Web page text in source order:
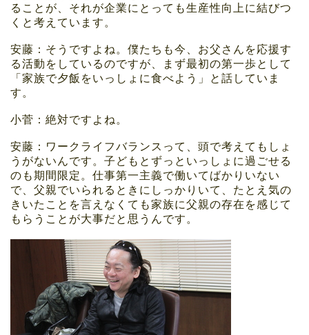
ることが、それが企業にとっても生産性向上に結びつ
くと考えています。
安藤：そうですよね。僕たちも今、お父さんを応援す
る活動をしているのですが、まず最初の第一歩として
「家族で夕飯をいっしょに食べよう」と話していま
す。
小菅：絶対ですよね。
安藤：ワークライフバランスって、頭で考えてもしょ
うがないんです。子どもとずっといっしょに過ごせる
のも期間限定。仕事第一主義で働いてばかりいない
で、父親でいられるときにしっかりいて、たとえ気の
きいたことを言えなくても家族に父親の存在を感じて
もらうことが大事だと思うんです。